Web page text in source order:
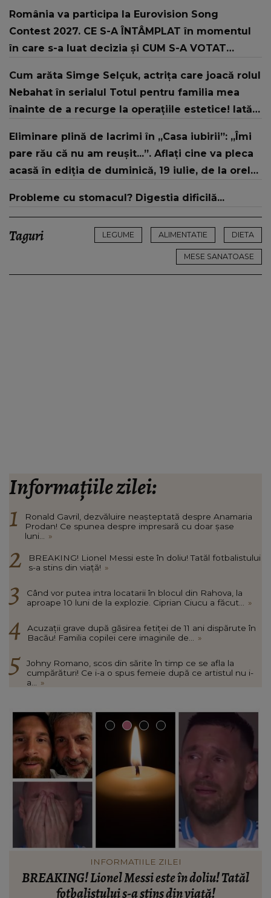
România va participa la Eurovision Song
Contest 2027. CE S-A ÎNTÂMPLAT în momentul
în care s-a luat decizia și CUM S-A VOTAT
strategic de..."
Cum arăta Simge Selçuk, actrița care joacă rolul
Nebahat în serialul Totul pentru familia mea
înainte de a recurge la operațiile estetice! Iată
„Tinerețe rebelă”
Eliminare plină de lacrimi în „Casa iubirii”: „Îmi
pare rău că nu am reușit...”. Aflați cine va pleca
acasă în ediția de duminică, 19 iulie, de la orele
Probleme cu stomacul? Digestia dificilă...
Taguri LEGUME ALIMENTATIE DIETA
MESE SANATOASE
Informațiile zilei:
Ronald Gavril, dezvăluire neașteptată despre Anamaria
Prodan! Ce spunea despre impresară cu doar șase
luni...
»
BREAKING! Lionel Messi este în doliu! Tatăl fotbalistului
s-a stins din viață! »
Când vor putea intra locatarii în blocul din Rahova, la
aproape 10 luni de la explozie. Ciprian Ciucu a făcut...
»
Acuzații grave după găsirea fetiței de 11 ani dispărute în
Bacău! Familia copilei cere imaginile de...
»
Johny Romano, scos din sărite în timp ce se afla la
cumpărături! Ce i-a o spus femeie după ce artistul nu i-
a...
»
INFORMATIILE ZILEI
Când vor putea intra locatarii în blocul din
Rahova, la aproape 10 luni de la explozie. Ciprian